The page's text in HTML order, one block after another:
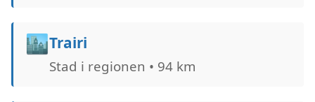
🏙️Trairi
Stad i regionen • 94 km